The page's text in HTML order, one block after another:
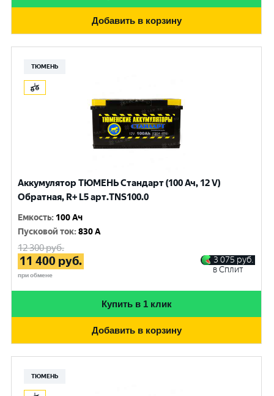
Добавить в корзину
ТЮМЕНЬ
Аккумулятор ТЮМЕНЬ Стандарт (100 Ач, 12 V)
Обратная, R+ L5 арт.TNS100.0
Емкость: 100 Ач
Пусковой ток:830 A
12 300руб.
11 400 руб.
при обмене
3 075 руб.
в Сплит
Купить в 1 клик
Добавить в корзину
ТЮМЕНЬ